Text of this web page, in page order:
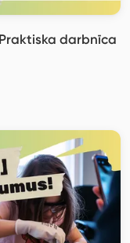
Praktiska darbnīca